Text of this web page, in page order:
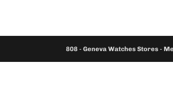
808 -Geneva Watches Stores -